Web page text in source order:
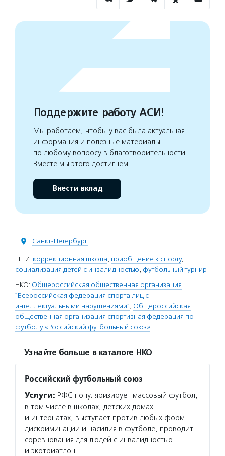
Поддержите работу АСИ!
Мы работаем, чтобы у вас была актуальная
информация и полезные материалы
по любому вопросу в благотворительности.
Вместе мы этого достигнем
Внести вклад
Санкт-Петербург
ТЕГИ: коррекционная школа, приобщение к спорту,
социализация детей с инвалидностью, футбольный турнир
НКО: Общероссийская общественная организация
"Всероссийская федерация спорта лиц с
интеллектуальными нарушениями", Общероссийская
общественная организация спортивная федерация по
футболу «Российский футбольный союз»
Узнайте больше в каталоге НКО
Российский футбольный союз
Услуги: РФС популяризирует массовый футбол,
в том числе в школах, детских домах
и интернатах, выступает против любых форм
дискриминации и насилия в футболе, проводит
соревнования для людей с инвалидностью
и экотриатлон…